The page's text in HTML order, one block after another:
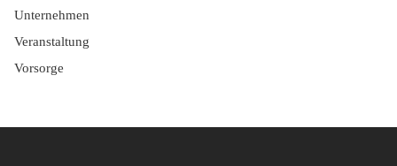
Unternehmen
Veranstaltung
Vorsorge